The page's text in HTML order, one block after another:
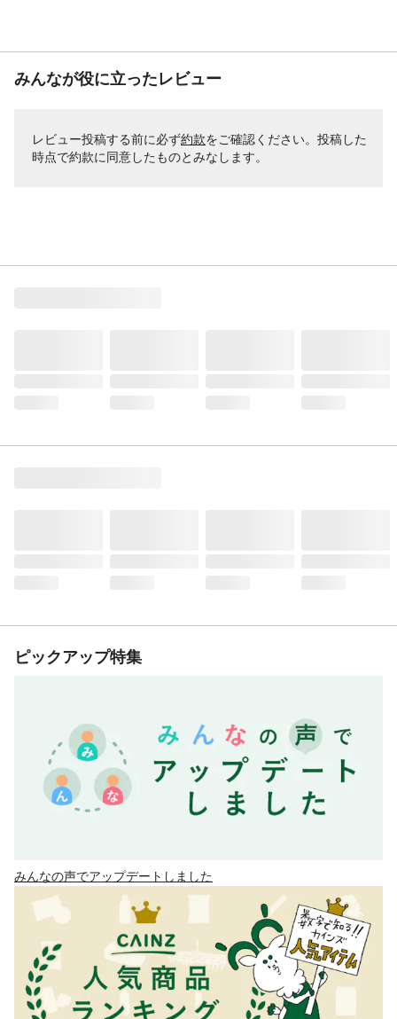
みんなが役に立ったレビュー
レビュー投稿する前に必ず約款をご確認ください。投稿した
時点で約款に同意したものとみなします。
ピックアップ特集
みんなの声でアップデートしました